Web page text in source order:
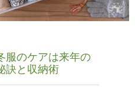
服のケアは来年の
訣と収納術